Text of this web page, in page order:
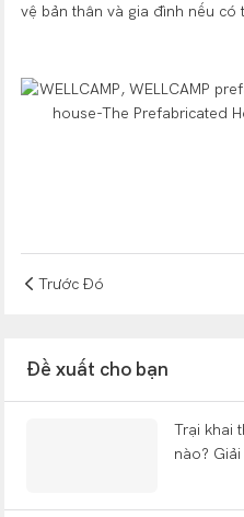
vệ bản thân và gia đình nếu có
Trước Đó
Đề xuất cho bạn
Trại khai
nào?